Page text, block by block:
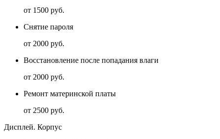
от 1500 руб.
Снятие пароля
от 2000 руб.
Восстановление после попадания влаги
от 2000 руб.
Ремонт материнской платы
от 2500 руб.
Дисплей. Корпус